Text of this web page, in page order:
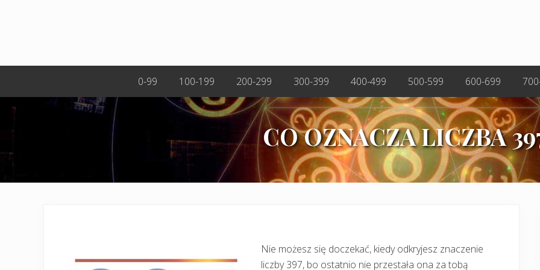
0-99 100-199 200-299 300-399 400-499 500-599 600-699
CO OZNACZA LICZBA
Nie możesz się doczekać, kiedy odkryjesz znaczenie
liczby 397, bo ostatnio nie przestała ona za tobą